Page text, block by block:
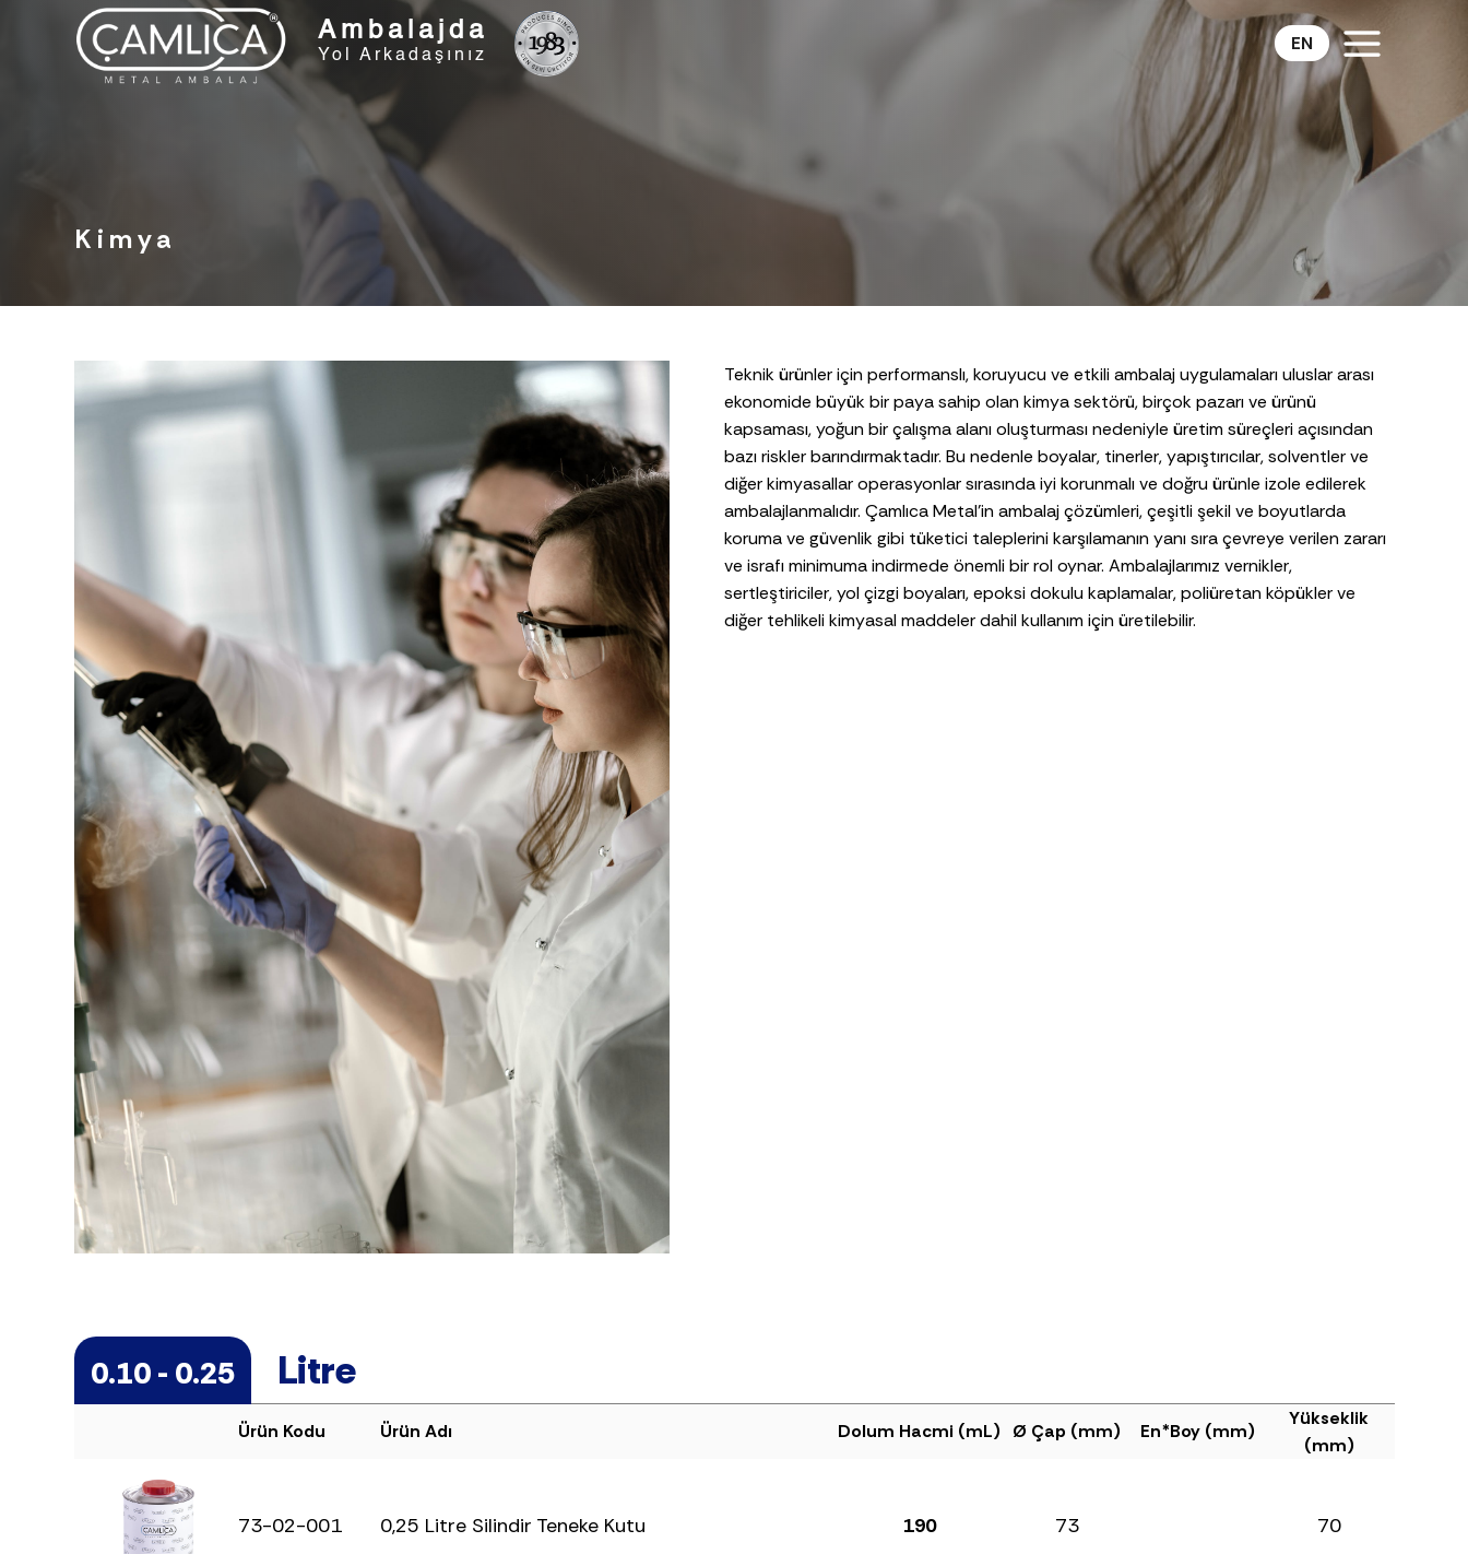
Ambalajda
Yol Arkadaşınız
EN
Kimya
Teknik ürünler için performanslı, koruyucu ve etkili ambalaj uygulamaları uluslar arası
ekonomide büyük bir paya sahip olan kimya sektörü, birçok pazarı ve ürünü
kapsaması, yoğun bir çalışma alanı oluşturması nedeniyle üretim süreçleri açısından
bazı riskler barındırmaktadır. Bu nedenle boyalar, tinerler, yapıştırıcılar, solventler ve
diğer kimyasallar operasyonlar sırasında iyi korunmalı ve doğru ürünle izole edilerek
ambalajlanmalıdır. Çamlıca Metal’in ambalaj çözümleri, çeşitli şekil ve boyutlarda
koruma ve güvenlik gibi tüketici taleplerini karşılamanın yanı sıra çevreye verilen zararı
ve israfı minimuma indirmede önemli bir rol oynar. Ambalajlarımız vernikler,
sertleştiriciler, yol çizgi boyaları, epoksi dokulu kaplamalar, poliüretan köpükler ve
diğer tehlikeli kimyasal maddeler dahil kullanım için üretilebilir.
0.10 - 0.25 Litre
Ürün Kodu Ürün Adı Dolum Hacmi (mL) Ø Çap (mm) En*Boy (mm)
Yükseklik
(mm)
73-02-001 0,25 Litre Silindir Teneke Kutu 190 73 70